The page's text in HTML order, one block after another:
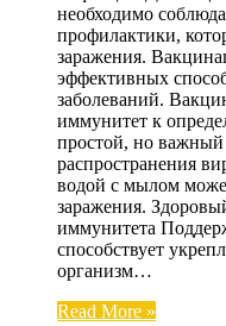
необходимо
профилактики,
заражения.
эффективных
заболеваний.
иммунитет к
простой, но важный
распространения
водой с мылом
заражения.
иммунитета
способствует
организм…
Read More »